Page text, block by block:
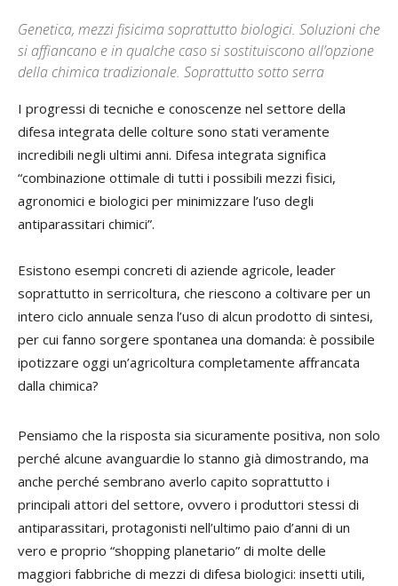
Genetica, mezzi fisicima soprattutto biologici. Soluzioni che
si affiancano e in qualche caso si sostituiscono all’opzione
della chimica tradizionale. Soprattutto sotto serra
I progressi di tecniche e conoscenze nel settore della
difesa integrata delle colture sono stati veramente
incredibili negli ultimi anni. Difesa integrata significa
“combinazione ottimale di tutti i possibili mezzi fisici,
agronomici e biologici per minimizzare l’uso degli
antiparassitari chimici”.
Esistono esempi concreti di aziende agricole, leader
soprattutto in serricoltura, che riescono a coltivare per un
intero ciclo annuale senza l’uso di alcun prodotto di sintesi,
per cui fanno sorgere spontanea una domanda: è possibile
ipotizzare oggi un’agricoltura completamente affrancata
dalla chimica?
Pensiamo che la risposta sia sicuramente positiva, non solo
perché alcune avanguardie lo stanno già dimostrando, ma
anche perché sembrano averlo capito soprattutto i
principali attori del settore, ovvero i produttori stessi di
antiparassitari, protagonisti nell’ultimo paio d’anni di un
vero e proprio “shopping planetario” di molte delle
maggiori fabbriche di mezzi di difesa biologici: insetti utili,